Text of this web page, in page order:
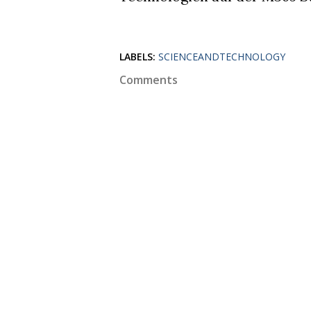
LABELS: SCIENCEANDTECHNOLOGY
Comments